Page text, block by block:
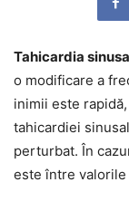
Tahicardia
o modificare a
inimii este
tahicardiei
perturbat. În
este între valorile